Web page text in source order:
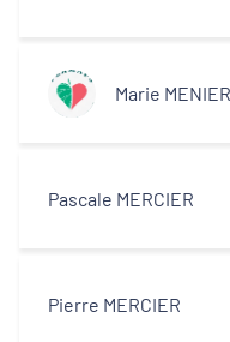
Marie MENIER
Pascale MERCIER
Pierre MERCIER